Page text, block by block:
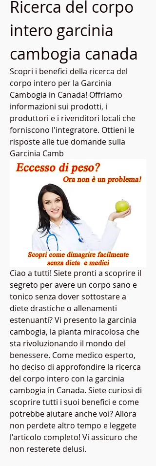
Ricerca del corpo
intero garcinia
cambogia canada
Scopri i benefici della ricerca del
corpo intero per la Garcinia
Cambogia in Canada! Offriamo
informazioni sui prodotti, i
produttori e i rivenditori locali che
forniscono l'integratore. Ottieni le
risposte alle tue domande sulla
Garcinia Camb
Ciao a tutti! Siete pronti a scoprire il
segreto per avere un corpo sano e
tonico senza dover sottostare a
diete drastiche o allenamenti
estenuanti? Vi presento la garcinia
cambogia, la pianta miracolosa che
sta rivoluzionando il mondo del
benessere. Come medico esperto,
ho deciso di approfondire la ricerca
del corpo intero con la garcinia
cambogia in Canada. Siete curiosi di
scoprire tutti i suoi benefici e come
potrebbe aiutare anche voi? Allora
non perdete altro tempo e leggete
l'articolo completo! Vi assicuro che
non resterete delusi.